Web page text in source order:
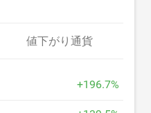
値下がり通貨
+196.7%